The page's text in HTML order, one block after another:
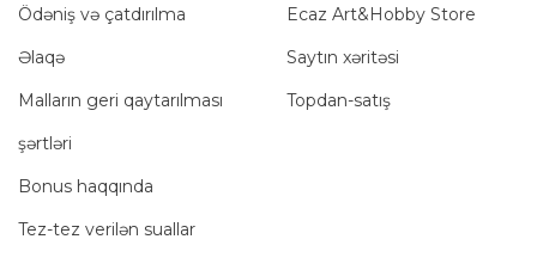
Ödəniş və çatdırılma
Əlaqə
Malların geri qaytarılması
şərtləri
Bonus haqqında
Tez-tez verilən suallar
Ecaz Art&Hobby Store
Saytın xəritəsi
Topdan-satış